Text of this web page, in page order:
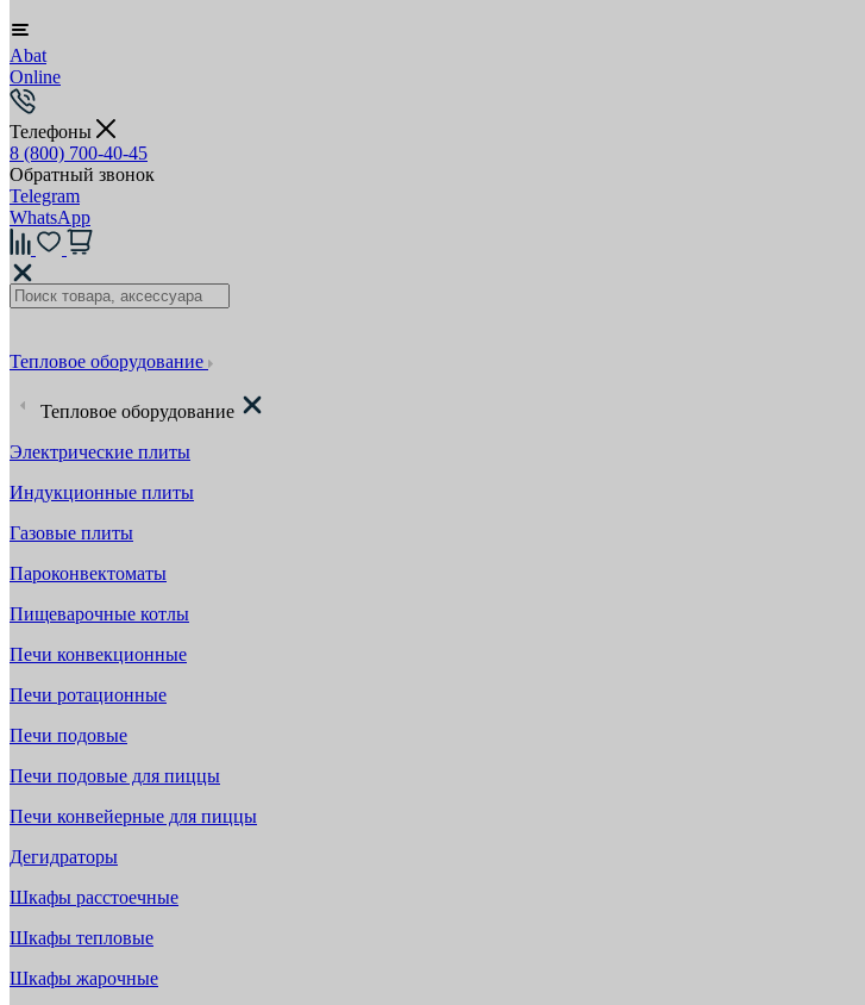
Abat
Online
Телефоны
8 (800) 700-40-45
Обратный звонок
Telegram
WhatsApp
Тепловое оборудование
Тепловое оборудование
Электрические плиты
Индукционные плиты
Газовые плиты
Пароконвектоматы
Пищеварочные котлы
Печи конвекционные
Печи ротационные
Печи подовые
Печи подовые для пиццы
Печи конвейерные для пиццы
Дегидраторы
Шкафы расстоечные
Шкафы тепловые
Шкафы жарочные